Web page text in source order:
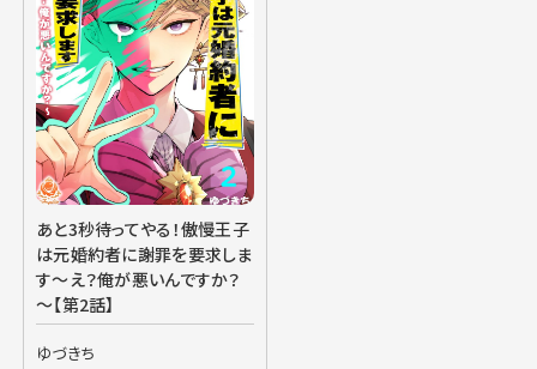
あと3秒待ってやる！傲慢王子
は元婚約者に謝罪を要求しま
す～え？俺が悪いんですか？
～【第2話】
ゆづきち